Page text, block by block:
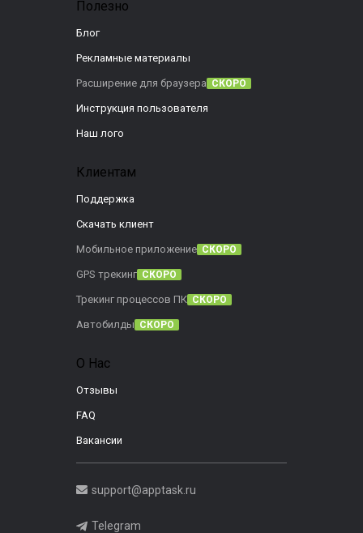
Полезно
Блог
Рекламные материалы
Расширение для браузера СКОРО
Инструкция пользователя
Наш лого
Клиентам
Поддержка
Скачать клиент
Мобильное приложение СКОРО
GPS трекинг СКОРО
Трекинг процессов ПК СКОРО
Автобилды СКОРО
О Нас
Отзывы
FAQ
Вакансии
support@apptask.ru
Telegram